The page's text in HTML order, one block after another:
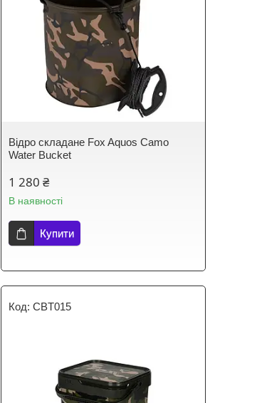
Відро складане Fox Aquos Camo
Water Bucket
1 280 ₴
В наявності
Купити
CBT015